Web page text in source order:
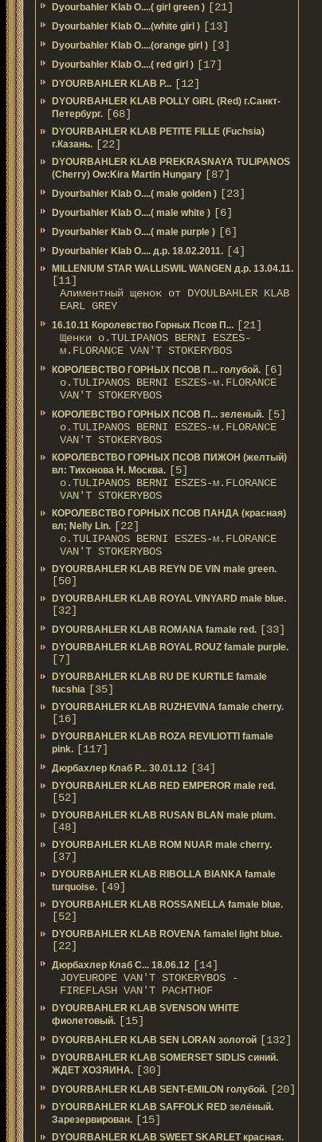
Dyourbahler Klab O....( girl green ) [21]
Dyourbahler Klab O....(white girl ) [13]
Dyourbahler Klab O....(orange girl ) [3]
Dyourbahler Klab O....( red girl ) [17]
DYOURBAHLER KLAB P... [12]
DYOURBAHLER KLAB POLLY GIRL (Red) г.Санкт-
Петербург. [68]
DYOURBAHLER KLAB PETITE FILLE (Fuchsia)
г.Казань. [22]
DYOURBAHLER KLAB PREKRASNAYA TULIPANOS
(Cherry) Ow:Kira Martin Hungary [87]
Dyourbahler Klab O....( male golden ) [23]
Dyourbahler Klab O....( male white ) [6]
Dyourbahler Klab O....( male purple ) [6]
Dyourbahler Klab O.... д.р. 18.02.2011. [4]
MILLENIUM STAR WALLISWIL WANGEN д.р. 13.04.11.
[11]
Алиментный щенок от DYOULBAHLER KLAB
EARL GREY
16.10.11 Королевство Горных Псов П... [21]
Щенки о.TULIPANOS BERNI ESZES-
м.FLORANCE VAN'T STOKERYBOS
КОРОЛЕВСТВО ГОРНЫХ ПСОВ П... голубой. [6]
о.TULIPANOS BERNI ESZES-м.FLORANCE
VAN'T STOKERYBOS
КОРОЛЕВСТВО ГОРНЫХ ПСОВ П... зеленый. [5]
о.TULIPANOS BERNI ESZES-м.FLORANCE
VAN'T STOKERYBOS
КОРОЛЕВСТВО ГОРНЫХ ПСОВ ПИЖОН (желтый)
вл: Тихонова Н. Москва. [5]
о.TULIPANOS BERNI ESZES-м.FLORANCE
VAN'T STOKERYBOS
КОРОЛЕВСТВО ГОРНЫХ ПСОВ ПАНДА (красная)
вл; Nelly Lin. [22]
о.TULIPANOS BERNI ESZES-м.FLORANCE
VAN'T STOKERYBOS
DYOURBAHLER KLAB REYN DE VIN male green.
[50]
DYOURBAHLER KLAB ROYAL VINYARD male blue.
[32]
DYOURBAHLER KLAB ROMANA famale red. [33]
DYOURBAHLER KLAB ROYAL ROUZ famale purple.
[7]
DYOURBAHLER KLAB RU DE KURTILE famale
fucshia [35]
DYOURBAHLER KLAB RUZHEVINA famale cherry.
[16]
DYOURBAHLER KLAB ROZA REVILIOTTI famale
pink. [117]
Дюрбахлер Клаб Р... 30.01.12 [34]
DYOURBAHLER KLAB RED EMPEROR male red.
[52]
DYOURBAHLER KLAB RUSAN BLAN male plum.
[48]
DYOURBAHLER KLAB ROM NUAR male cherry.
[37]
DYOURBAHLER KLAB RIBOLLA BIANKA famale
turquoise. [49]
DYOURBAHLER KLAB ROSSANELLA famale blue.
[52]
DYOURBAHLER KLAB ROVENA famalel light blue.
[22]
Дюрбахлер Клаб C... 18.06.12 [14]
JOYEUROPE VAN'T STOKERYBOS -
FIREFLASH VAN'T PACHTHOF
DYOURBAHLER KLAB SVENSON WHITE
фиолетовый. [15]
DYOURBAHLER KLAB SEN LORAN золотой [132]
DYOURBAHLER KLAB SOMERSET SIDLIS синий.
ЖДЕТ ХОЗЯИНА. [30]
DYOURBAHLER KLAB SENT-EMILON голубой. [20]
DYOURBAHLER KLAB SAFFOLK RED зелёный.
Зарезервирован. [15]
DYOURBAHLER KLAB SWEET SKARLET красная.